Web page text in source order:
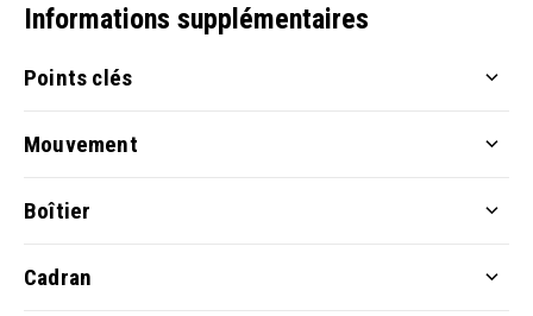
Informations supplémentaires
Points clés
Mouvement
Boîtier
Cadran